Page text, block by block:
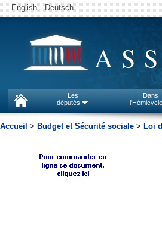
English Deutsch
Les
députés
Dans
l'Hémicycle
Accueil > Budget et Sécurité sociale > Loi